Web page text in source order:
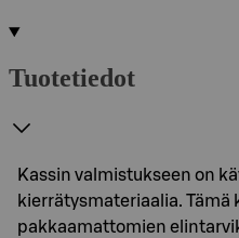
Tuotetiedot
Kassin valmistukseen on
kierrätysmateriaalia. Tämä
pakkaamattomien